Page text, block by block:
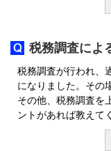
税務調査によ
税務調査が行われ、
になりました。その
その他、税務調査を
ントがあれば教えて